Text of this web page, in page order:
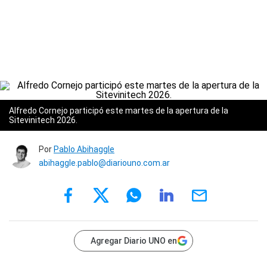
Alfredo Cornejo participó este martes de la apertura de la
Sitevinitech 2026.
Por Pablo Abihaggle
abihaggle.pablo@diariouno.com.ar
Agregar Diario UNO en